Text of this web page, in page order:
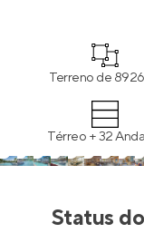
Terreno de
Térreo + 32
Status do